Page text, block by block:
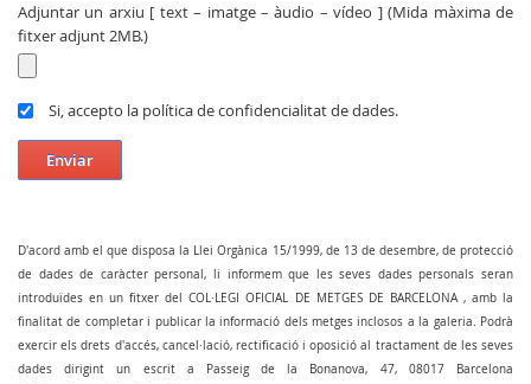
Adjuntar un arxiu [ text – imatge – àudio – vídeo ] (Mida màxima de
fitxer adjunt 2MB.)
Si, accepto la política de confidencialitat de dades.
Enviar
D'acord amb el que disposa la Llei Orgànica 15/1999, de 13 de desembre, de protecció
de dades de caràcter personal, li informem que les seves dades personals seran
introduïdes en un fitxer del COL·LEGI OFICIAL DE METGES DE BARCELONA , amb la
finalitat de completar i publicar la informació dels metges inclosos a la galeria. Podrà
exercir els drets d'accés, cancel·lació, rectificació i oposició al tractament de les seves
dades dirigint un escrit a Passeig de la Bonanova, 47, 08017 Barcelona